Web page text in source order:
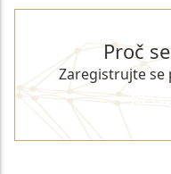
Proč
Zaregistrujte se